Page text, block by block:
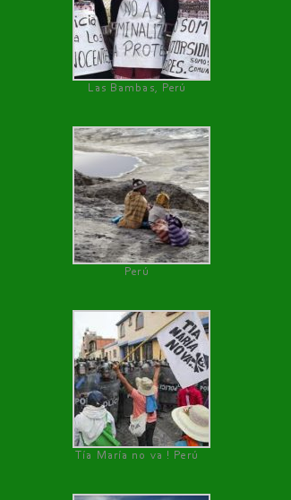
Las Bambas, Perú
Perú
Tía María no va ! Perú